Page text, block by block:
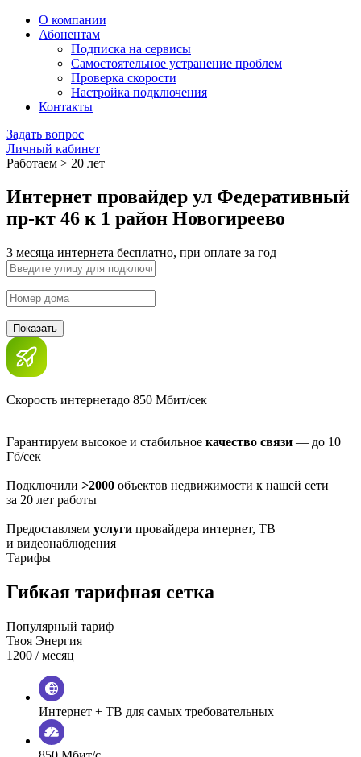
О компании
Абонентам
Подписка на сервисы
Самостоятельное устранение проблем
Проверка скорости
Настройка подключения
Контакты
Задать вопрос
Личный кабинет
Работаем > 20 лет
Интернет провайдер ул Федеративный
пр-кт 46 к 1 район Новогиреево
3 месяца интернета бесплатно, при оплате за год
Показать
Скорость интернетадо 850 Мбит/сек
Гарантируем высокое и стабильное качество связи — до 10
Гб/сек
Подключили >2000 объектов недвижимости к нашей сети
за 20 лет работы
Предоставляем услуги провайдера интернет, ТВ
и видеонаблюдения
Тарифы
Гибкая тарифная сетка
Популярный тариф
Твоя Энергия
1200 / месяц
Интернет + ТВ для самых требовательных